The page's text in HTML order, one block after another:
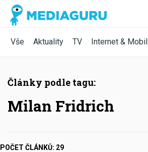
Vše Aktuality TV Internet & Mobil
Články podle tagu:
Milan Fridrich
POČET ČLÁNKŮ: 29